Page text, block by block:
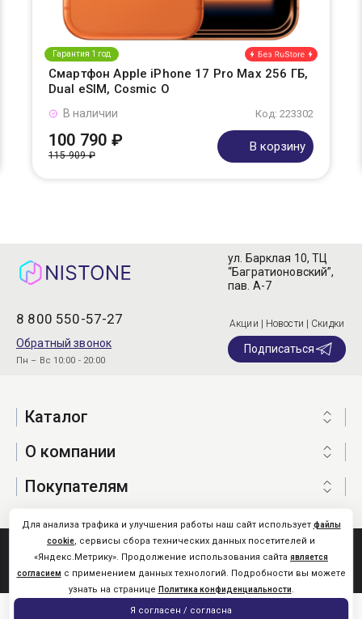
Гарантия 1 год
Смартфон Apple iPhone 17 Pro Max 256 ГБ,
Dual eSIM, Cosmic O
Код: 223302
В наличии
100 790 ₽
115 909 ₽
В корзину
8 800 550-57-27
Обратный звонок
Пн – Вс 10:00 - 20:00
ул. Барклая 10, ТЦ
“Багратионовский”,
пав. А-7
Акции | Новости | Скидки
Подписаться
Каталог
О компании
Покупателям
Nistone.Ru © 2026
Карта сайта
Для анализа трафика и улучшения работы наш сайт использует файлы
cookie, сервисы сбора технических данных посетителей и
«Яндекс.Метрику». Продолжение использования сайта является
согласием с применением данных технологий. Подробности вы можете
узнать на странице Политика конфиденциальности.
Я согласен / согласна